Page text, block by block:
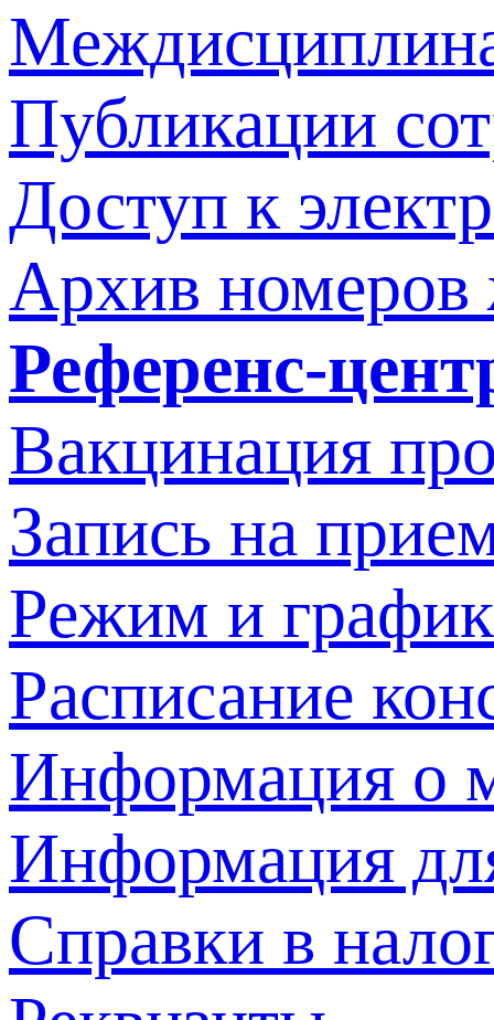
Публикации
Доступ к
Архив номеров
Референс-
Вакцинация
Запись на
Режим и
Расписание
Информация о
Информация
Справки в